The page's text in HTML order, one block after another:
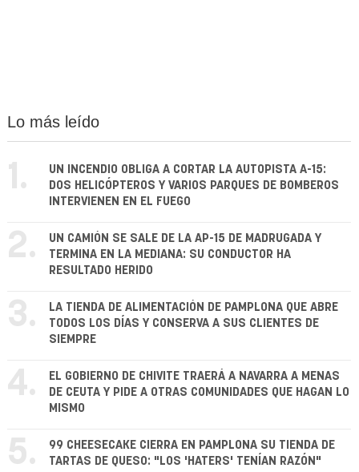
Lo más leído
1.
UN INCENDIO OBLIGA A CORTAR LA AUTOPISTA A-15:
DOS HELICÓPTEROS Y VARIOS PARQUES DE BOMBEROS
INTERVIENEN EN EL FUEGO
2.
UN CAMIÓN SE SALE DE LA AP-15 DE MADRUGADA Y
TERMINA EN LA MEDIANA: SU CONDUCTOR HA
RESULTADO HERIDO
3.
LA TIENDA DE ALIMENTACIÓN DE PAMPLONA QUE ABRE
TODOS LOS DÍAS Y CONSERVA A SUS CLIENTES DE
SIEMPRE
4.
EL GOBIERNO DE CHIVITE TRAERÁ A NAVARRA A MENAS
DE CEUTA Y PIDE A OTRAS COMUNIDADES QUE HAGAN LO
MISMO
5.
99 CHEESECAKE CIERRA EN PAMPLONA SU TIENDA DE
TARTAS DE QUESO: "LOS 'HATERS' TENÍAN RAZÓN"